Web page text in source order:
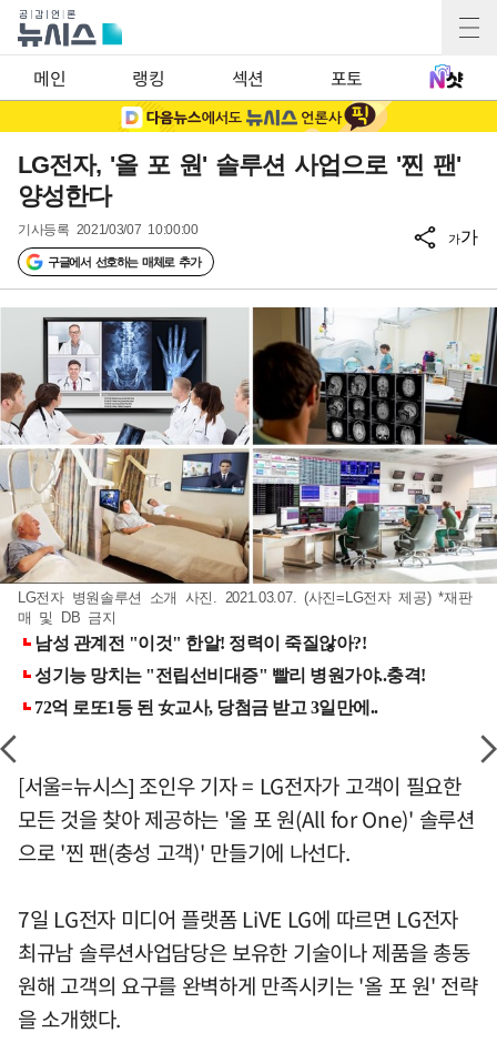
메인 랭킹 섹션 포토
LG전자, '올 포 원' 솔루션 사업으로 '찐 팬'
양성한다
기사등록 2021/03/07 10:00:00
구글에서 선호하는 매체로 추가
가가
LG전자 병원솔루션 소개 사진. 2021.03.07. (사진=LG전자 제공) *재판
매 및 DB 금지
[서울=뉴시스] 조인우 기자 = LG전자가 고객이 필요한
모든 것을 찾아 제공하는 '올 포 원(All for One)' 솔루션
으로 '찐 팬(충성 고객)' 만들기에 나선다.
7일 LG전자 미디어 플랫폼 LiVE LG에 따르면 LG전자
최규남 솔루션사업담당은 보유한 기술이나 제품을 총동
원해 고객의 요구를 완벽하게 만족시키는 '올 포 원' 전략
을 소개했다.